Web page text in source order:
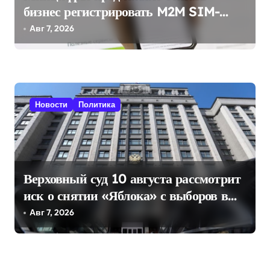
м
бизнес регистрировать M2M SIM-
карты через «Госуслуги»
Авг 7, 2026
Новости Политика
Верховный суд 10 августа рассмотрит
иск о снятии «Яблока» с выборов в
Госдуму
Авг 7, 2026